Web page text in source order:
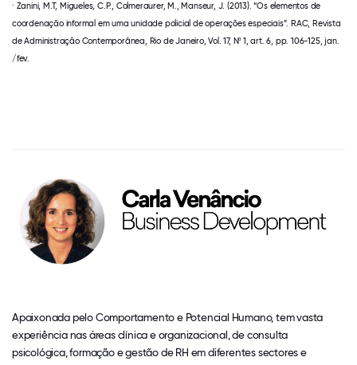
· Zanini, M.T, Migueles, C.P., Colmeraurer, M., Manseur, J. (2013). “Os elementos de
coordenação informal em uma unidade policial de operações especiais”. RAC, Revista
de Administração Contemporânea, Rio de Janeiro, Vol. 17, Nº 1, art. 6, pp. 106-125, jan.
/fev.
Apaixonada pelo Comportamento e Potencial Humano, tem vasta
experiência nas áreas clínica e organizacional, de consulta
psicológica, formação e gestão de RH em diferentes sectores e